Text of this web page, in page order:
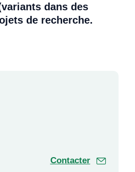
dans des
de recherche.
Contacter